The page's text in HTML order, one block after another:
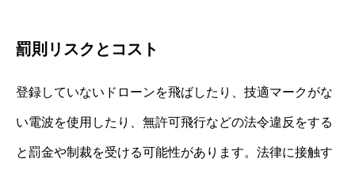
罰則リスクとコスト
登録していないドローンを飛ばしたり、技適マークがな
い電波を使用したり、無許可飛行などの法令違反をする
と罰金や制裁を受ける可能性があります。法律に接触す